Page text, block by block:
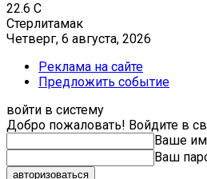
22.6 C
Стерлитамак
Четверг, 6 августа, 2026
Реклама на сайте
Предложить событие
войти в систему
Добро пожаловать! Войдите в
Ваше
Ваш